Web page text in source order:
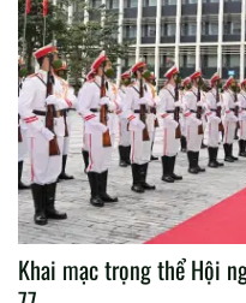
thế, mới xứng đáng với
cảm quý mến của Đảng,
lực lượng Công an nhân
ta.
Khai mạc trọng thể Hội